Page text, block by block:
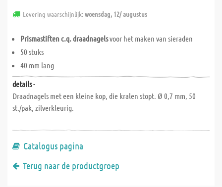
Levering waarschijnlijk:woensdag, 12/ augustus
Prismastiften c.q. draadnagelsvoor het maken van sieraden
50 stuks
40 mm lang
details -
Draadnagels met een kleine kop, die kralen stopt. Ø 0,7 mm, 50
st./pak, zilverkleurig.
Catalogus pagina
Terug naar de productgroep